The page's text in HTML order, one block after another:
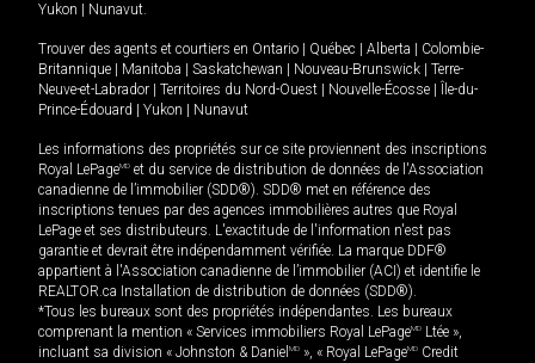
Yukon
Nunavut.
Trouver des agents et courtiers en Ontario Québec Alberta
Colombie-
Britannique
Manitoba Saskatchewan Nouveau-Brunswick
Terre-
Neuve-et-Labrador
Territoires du Nord-Ouest Nouvelle-Écosse
Île-du-
Prince-Édouard
Yukon Nunavut
Les informations des propriétés sur ce site proviennent des inscriptions
Royal LePageMD et du service de distribution de données de l'Association
canadienne de l’immobilier (SDD®). SDD® met en référence des
inscriptions tenues par des agences immobilières autres que Royal
LePage et ses distributeurs. L'exactitude de l'information n'est pas
garantie et devrait être indépendamment vérifiée. La marque DDF®
appartient à l'Association canadienne de l’immobilier (ACI) et identifie le
REALTOR.ca Installation de distribution de données (SDD®).
*Tous les bureaux sont des propriétés indépendantes. Les bureaux
comprenant la mention « Services immobiliers Royal LePageMD Ltée »,
incluant sa division « Johnston & Daniel MD », « Royal LePageMD Credit